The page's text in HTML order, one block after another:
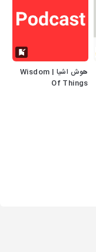
هوش اشیا | Wisdom
Of Things